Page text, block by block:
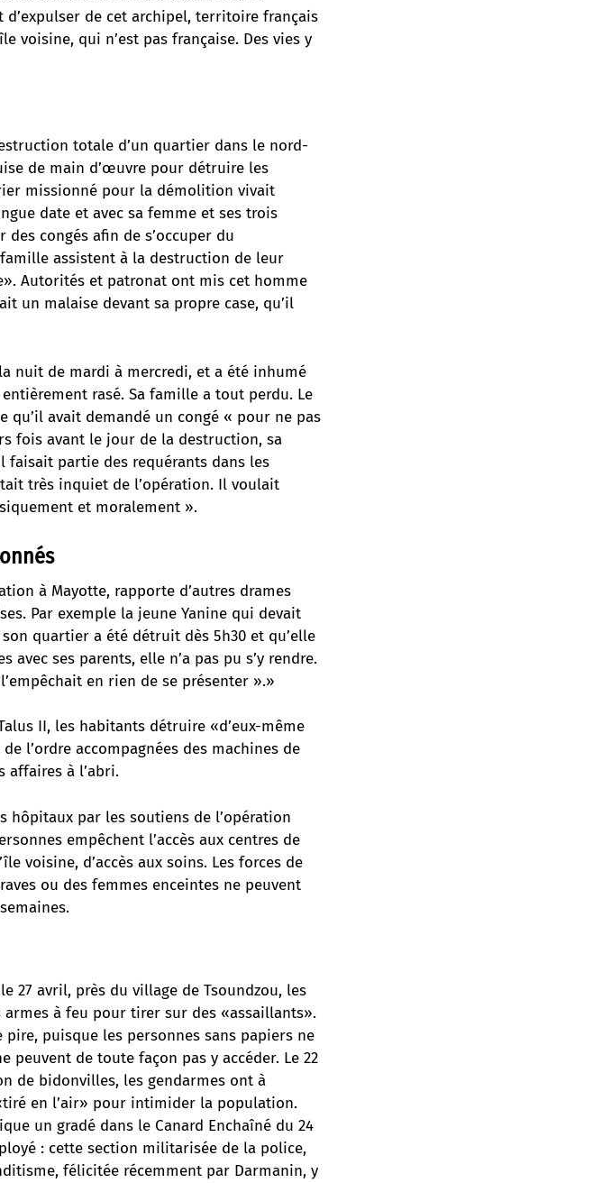
d’expulser de cet archipel, territoire français
voisine, qui n’est pas française. Des vies y
totale d’un quartier dans le nord-
de main d’œuvre pour détruire les
missionné pour la démolition vivait
date et avec sa femme et ses trois
congés afin de s’occuper du
assistent à la destruction de leur
Autorités et patronat ont mis cet homme
un malaise devant sa propre case, qu’il
nuit de mardi à mercredi, et a été inhumé
rasé. Sa famille a tout perdu. Le
avait demandé un congé « pour ne pas
fois avant le jour de la destruction, sa
faisait partie des requérants dans les
très inquiet de l’opération. Il voulait
et moralement ».
à Mayotte, rapporte d’autres drames
Par exemple la jeune Yanine qui devait
quartier a été détruit dès 5h30 et qu’elle
avec ses parents, elle n’a pas pu s’y rendre.
en rien de se présenter ».»
II, les habitants détruire «d’eux-même
l’ordre accompagnées des machines de
affaires à l’abri.
hôpitaux par les soutiens de l’opération
empêchent l’accès aux centres de
voisine, d’accès aux soins. Les forces de
ou des femmes enceintes ne peuvent
le 27 avril, près du village de Tsoundzou, les
à feu pour tirer sur des «assaillants».
pire, puisque les personnes sans papiers ne
peuvent de toute façon pas y accéder. Le 22
de bidonvilles, les gendarmes ont à
en l’air» pour intimider la population.
un gradé dans le Canard Enchaîné du 24
: cette section militarisée de la police,
félicitée récemment par Darmanin, y